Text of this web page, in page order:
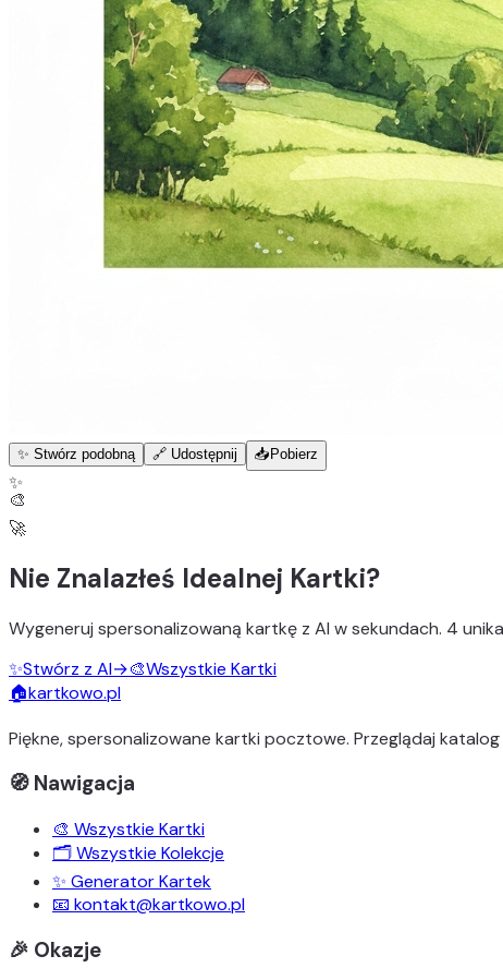
✨ Stwórz podobną 🔗 Udostępnij 📥 Pobierz
✨
🎨
🚀
Nie Znalazłeś Idealnej Kartki?
Wygeneruj spersonalizowaną kartkę z AI w sekundach. 4
✨Stwórz z AI→🎨Wszystkie Kartki
🏠kartkowo.pl
Piękne, spersonalizowane kartki pocztowe. Przeglądaj
🧭 Nawigacja
🎨 Wszystkie Kartki
🗂️ Wszystkie Kolekcje
✨ Generator Kartek
📧 kontakt@kartkowo.pl
🎉 Okazje